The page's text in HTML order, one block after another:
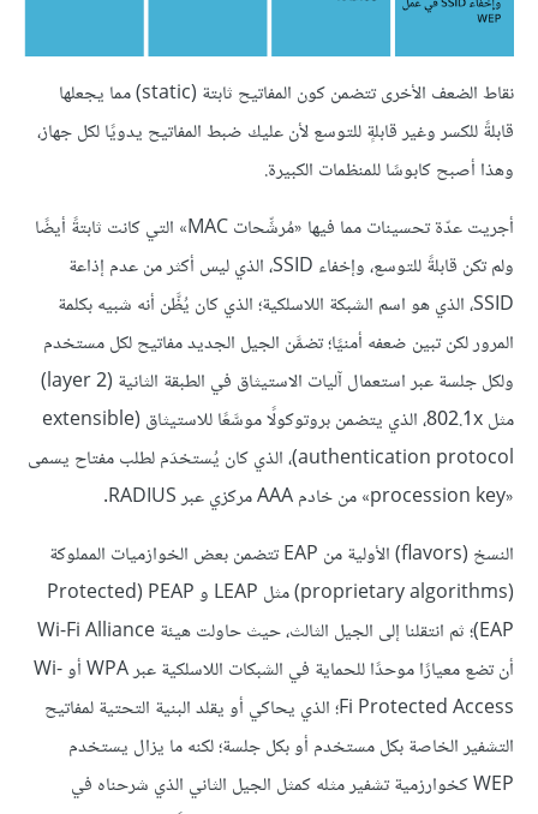
نقاط الضعف الأخرى تتضمن كون المفاتيح ثابتة (static) مما يجعلها
قابلةً للكسر وغير قابلةٍ للتوسع لأن عليك ضبط المفاتيح يدويًا لكل جهاز،
وهذا أصبح كابوسًا للمنظمات الكبيرة.
أجريت عدّة تحسينات مما فيها «مُرشِّحات MAC» التي كانت ثابتةً أيضًا
ولم تكن قابلةً للتوسع، وإخفاء SSID، الذي ليس أكثر من عدم إذاعة
SSID، الذي هو اسم الشبكة اللاسلكية؛ الذي كان يُظَّن أنه شبيه بكلمة
المرور لكن تبين ضعفه أمنيًا؛ تضمَّن الجيل الجديد مفاتيح لكل مستخدم
ولكل جلسة عبر استعمال آليات الاستيثاق في الطبقة الثانية (layer 2)
مثل 802.1x، الذي يتضمن بروتوكولًا موسَّعًا للاستيثاق (extensible
authentication protocol)، الذي كان يُستخدَم لطلب مفتاح يسمى
«procession key» من خادم AAA مركزي عبر RADIUS.
النسخ (flavors) الأولية من EAP تتضمن بعض الخوازميات المملوكة
(proprietary algorithms) مثل LEAP و PEAP‏ (Protected
EAP)؛ ثم انتقلنا إلى الجيل الثالث، حيث حاولت هيئة Wi-Fi Alliance
أن تضع معيارًا موحدًا للحماية في الشبكات اللاسلكية عبر WPA أو Wi-
Fi Protected Access؛ الذي يحاكي أو يقلد البنية التحتية لمفاتيح
التشفير الخاصة بكل مستخدم أو بكل جلسة؛ لكنه ما يزال يستخدم
WEP كخوارزمية تشفير مثله كمثل الجيل الثاني الذي شرحناه في